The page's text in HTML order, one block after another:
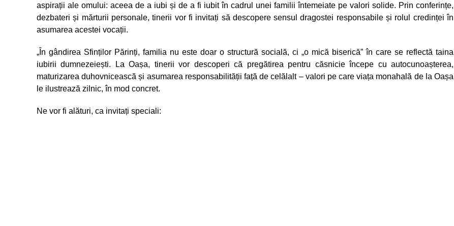
aspirații ale omului: aceea de a iubi și de a fi iubit în cadrul unei familii întemeiate pe valori solide. Prin conferințe,
dezbateri și mărturii personale, tinerii vor fi invitați să descopere sensul dragostei responsabile și rolul credinței în
asumarea acestei vocații.
„În gândirea Sfinților Părinți, familia nu este doar o structură socială, ci „o mică biserică” în care se reflectă taina
iubirii dumnezeiești. La Oașa, tinerii vor descoperi că pregătirea pentru căsnicie începe cu autocunoașterea,
maturizarea duhovnicească și asumarea responsabilității față de celălalt – valori pe care viața monahală de la Oașa
le ilustrează zilnic, în mod concret.
Ne vor fi alături, ca invitați speciali: